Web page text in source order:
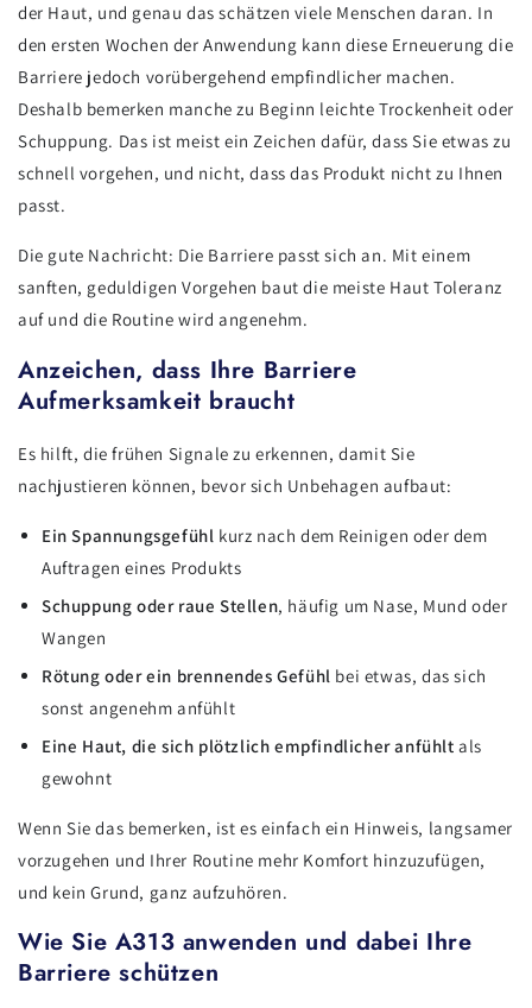
der Haut, und genau das schätzen viele Menschen daran. In
den ersten Wochen der Anwendung kann diese Erneuerung die
Barriere jedoch vorübergehend empfindlicher machen.
Deshalb bemerken manche zu Beginn leichte Trockenheit oder
Schuppung. Das ist meist ein Zeichen dafür, dass Sie etwas zu
schnell vorgehen, und nicht, dass das Produkt nicht zu Ihnen
passt.
Die gute Nachricht: Die Barriere passt sich an. Mit einem
sanften, geduldigen Vorgehen baut die meiste Haut Toleranz
auf und die Routine wird angenehm.
Anzeichen, dass Ihre Barriere
Aufmerksamkeit braucht
Es hilft, die frühen Signale zu erkennen, damit Sie
nachjustieren können, bevor sich Unbehagen aufbaut:
Ein Spannungsgefühl kurz nach dem Reinigen oder dem
Auftragen eines Produkts
Schuppung oder raue Stellen, häufig um Nase, Mund oder
Wangen
Rötung oder ein brennendes Gefühl bei etwas, das sich
sonst angenehm anfühlt
Eine Haut, die sich plötzlich empfindlicher anfühlt als
gewohnt
Wenn Sie das bemerken, ist es einfach ein Hinweis, langsamer
vorzugehen und Ihrer Routine mehr Komfort hinzuzufügen,
und kein Grund, ganz aufzuhören.
Wie Sie A313 anwenden und dabei Ihre
Barriere schützen